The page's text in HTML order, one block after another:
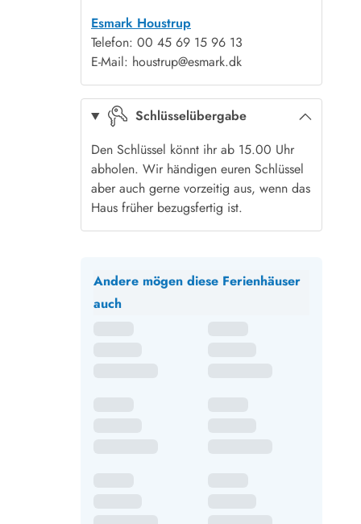
Esmark Houstrup
Telefon: 00 45 69 15 96 13
E-Mail: houstrup@esmark.dk
Schlüsselübergabe
Den Schlüssel könnt ihr ab 15.00 Uhr
abholen. Wir händigen euren Schlüssel
aber auch gerne vorzeitig aus, wenn das
Haus früher bezugsfertig ist.
Andere mögen diese Ferienhäuser
auch